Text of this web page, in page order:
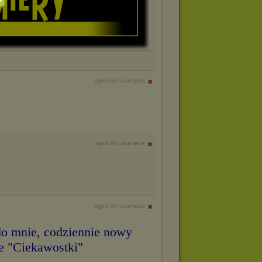
zgłoś do usunięcia
zgłoś do usunięcia
zgłoś do usunięcia
mnie, codziennie nowy
"Ciekawostki"